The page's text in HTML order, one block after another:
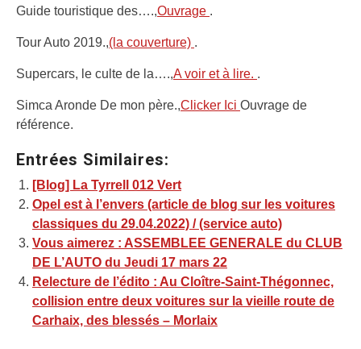
Guide touristique des….,Ouvrage .
Tour Auto 2019.,(la couverture) .
Supercars, le culte de la….,A voir et à lire. .
Simca Aronde De mon père.,Clicker Ici Ouvrage de
référence.
Entrées Similaires:
[Blog] La Tyrrell 012 Vert
Opel est à l’envers (article de blog sur les voitures
classiques du 29.04.2022) / (service auto)
Vous aimerez : ASSEMBLEE GENERALE du CLUB
DE L’AUTO du Jeudi 17 mars 22
Relecture de l’édito : Au Cloître-Saint-Thégonnec,
collision entre deux voitures sur la vieille route de
Carhaix, des blessés – Morlaix